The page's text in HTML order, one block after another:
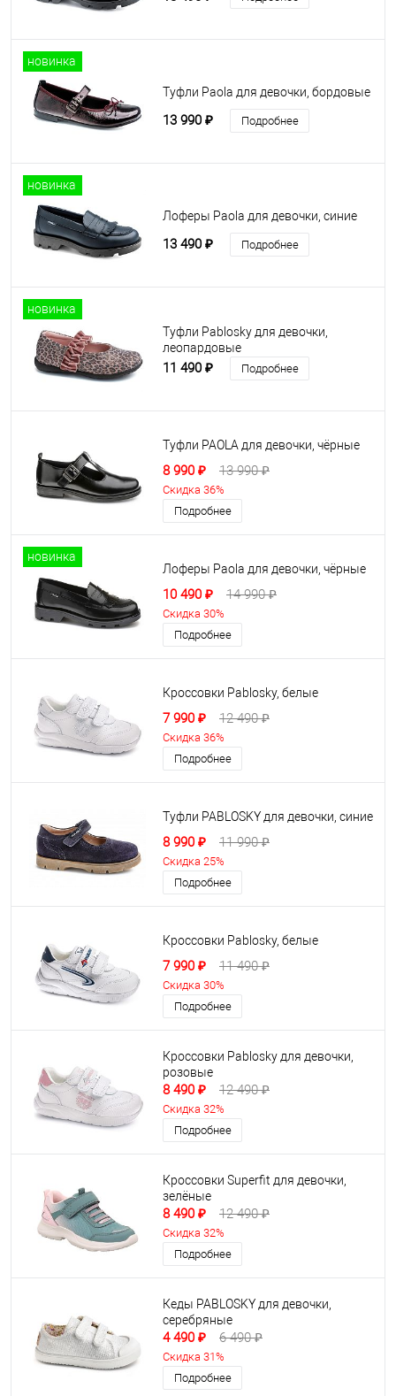
новинка
Туфли Paola для девочки, бордовые
13 990 ₽ Подробнее
новинка
Лоферы Paola для девочки, синие
13 490 ₽ Подробнее
новинка
Туфли Pablosky для девочки,
леопардовые
11 490 ₽ Подробнее
Туфли PAOLA для девочки, чёрные
8 990 ₽ 13 990 ₽
Скидка 36%
Подробнее
новинка
Лоферы Paola для девочки, чёрные
10 490 ₽ 14 990 ₽
Скидка 30%
Подробнее
Кроссовки Pablosky, белые
7 990 ₽ 12 490 ₽
Скидка 36%
Подробнее
Туфли PABLOSKY для девочки, синие
8 990 ₽ 11 990 ₽
Скидка 25%
Подробнее
Кроссовки Pablosky, белые
7 990 ₽ 11 490 ₽
Скидка 30%
Подробнее
Кроссовки Pablosky для девочки,
розовые
8 490 ₽ 12 490 ₽
Скидка 32%
Подробнее
Кроссовки Superfit для девочки,
зелёные
8 490 ₽ 12 490 ₽
Скидка 32%
Подробнее
Кеды PABLOSKY для девочки,
серебряные
4 490 ₽ 6 490 ₽
Скидка 31%
Подробнее